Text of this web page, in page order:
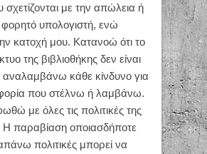
με την απώλεια ή
φορητό υπολογιστή, ενώ
κατοχή μου. Κατανοώ ότι το
της βιβλιοθήκης δεν είναι
αναλαμβάνω κάθε κίνδυνο για
που στέλνω ή λαμβάνω.
με όλες τις πολιτικές της
Η παραβίαση οποιασδήποτε
πολιτικές μπορεί να